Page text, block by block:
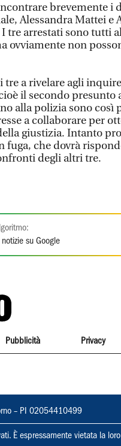
brevemente i
Alessandra Mattei e
tre arrestati sono tutti
ovviamente non
tre a rivelare agli
il secondo presunto
alla polizia sono così
a collaborare per
giustizia. Intanto
fuga, che dovrà
degli altri tre.
su Google
Pubblicità Privacy
– PI 02054410499
È espressamente vietata la